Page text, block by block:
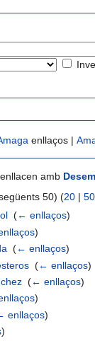
enllaços |
amb
50) (20 | 50
‎(← enllaços)
)
‎(← enllaços)
‎(← enllaços)
‎(← enllaços)
)
enllaços)
)